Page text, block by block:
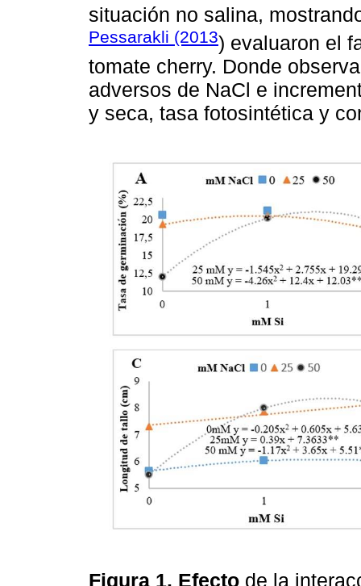
situación no salina,
Pessarakli (2013) evaluaron el
tomate cherry. Donde
adversos de NaCl e
y seca, tasa fotosintética y
Figura 1. Efecto de la